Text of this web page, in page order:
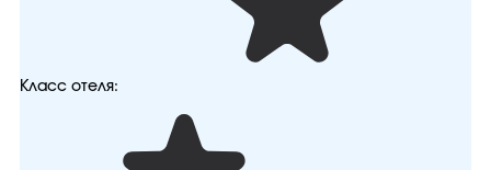
Класс отеля: